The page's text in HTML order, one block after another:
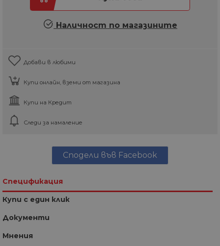
Наличност по магазините
Добави в любими
Купи онлайн, вземи от магазина
Купи на Кредит
Следи за намаление
Сподели във Facebook
Спецификация
Купи с един клик
Документи
Мнения